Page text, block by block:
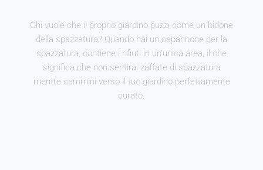
Chi vuole che il proprio giardino puzzi come un bidone
della spazzatura? Quando hai un capannone per la
spazzatura, contiene i rifiuti in un'unica area, il che
significa che non sentirai zaffate di spazzatura
mentre cammini verso il tuo giardino perfettamente
curato.